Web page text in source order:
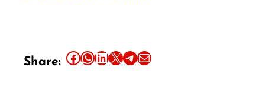
Share: Share this article on Facebook Share this article on WhatsApp Share this article on LinkedIn Share this article on X Share this article on TelegramEmail this Article